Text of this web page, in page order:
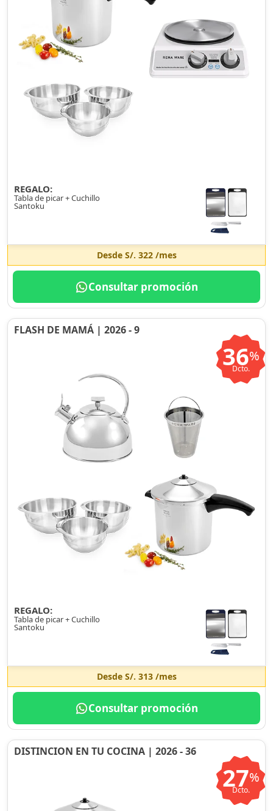
REGALO:
Tabla de picar + Cuchillo
Santoku
Desde S/. 322/mes
Consultar promoción
FLASH DE MAMÁ | 2026 - 9
36%
Dcto.
REGALO:
Tabla de picar + Cuchillo
Santoku
Desde S/. 313/mes
Consultar promoción
DISTINCION EN TU COCINA | 2026 - 36
27%
Dcto.